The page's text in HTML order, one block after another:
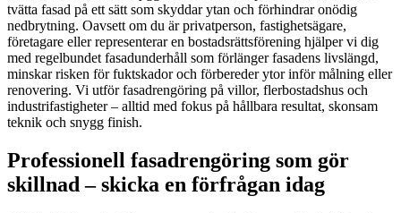
tvätta fasad på ett sätt som skyddar ytan och förhindrar onödig
nedbrytning. Oavsett om du är privatperson, fastighetsägare,
företagare eller representerar en bostadsrättsförening hjälper vi dig
med regelbundet fasadunderhåll som förlänger fasadens livslängd,
minskar risken för fuktskador och förbereder ytor inför målning eller
renovering. Vi utför fasadrengöring på villor, flerbostadshus och
industrifastigheter – alltid med fokus på hållbara resultat, skonsam
teknik och snygg finish.
Professionell fasadrengöring som gör
skillnad – skicka en förfrågan idag